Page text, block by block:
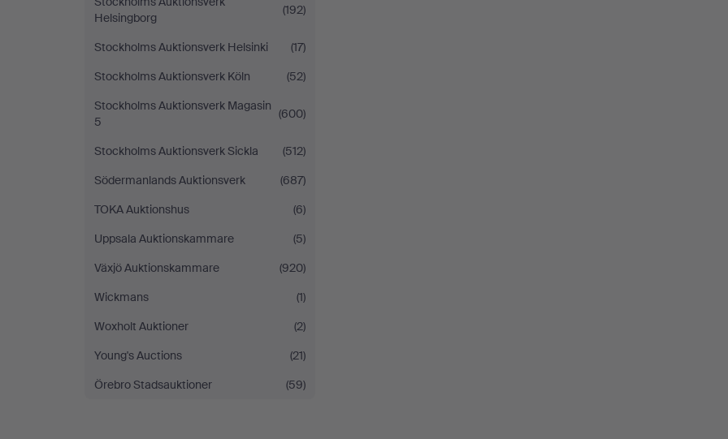
Helsingborg
(192)
Stockholms Auktionsverk Helsinki
(17)
Stockholms Auktionsverk Köln
(52)
Stockholms Auktionsverk Magasin
5
(600)
Stockholms Auktionsverk Sickla
(512)
Södermanlands Auktionsverk
(687)
TOKA Auktionshus
(6)
Uppsala Auktionskammare
(5)
Växjö Auktionskammare
(920)
Wickmans
(1)
Woxholt Auktioner
(2)
Young's Auctions
(21)
Örebro Stadsauktioner
(59)